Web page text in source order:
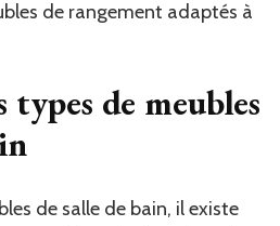
de rangement adaptés à
de meubles
de salle de bain, il existe